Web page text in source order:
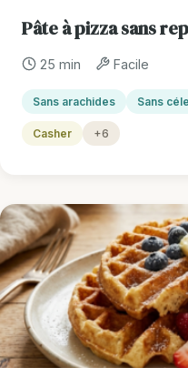
Pâte à pizza sans
25 min Facile
Sans arachides Sans
Casher +6